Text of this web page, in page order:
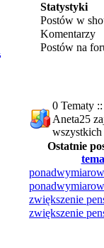
Statystyki
Postów w
Komentarzy
Postów na
0 Tematy
Aneta25
wszystkich
Ostatnie
zwiększenie
zwiększenie